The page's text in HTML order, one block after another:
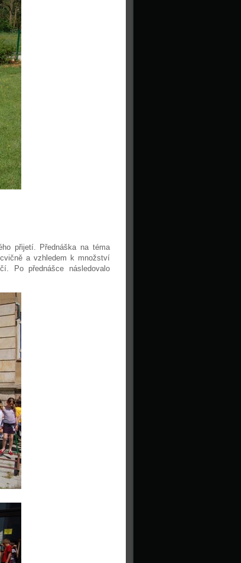
přijetí. Přednáška na téma
a vzhledem k množství
Po přednášce následovalo